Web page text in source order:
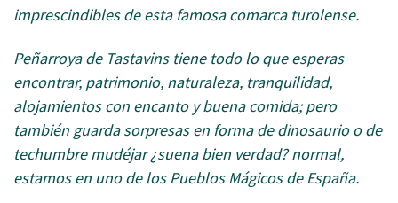
imprescindibles de esta famosa comarca turolense.
Peñarroya de Tastavins tiene todo lo que esperas
encontrar, patrimonio, naturaleza, tranquilidad,
alojamientos con encanto y buena comida; pero
también guarda sorpresas en forma de dinosaurio o de
techumbre mudéjar ¿suena bien verdad? normal,
estamos en uno de los Pueblos Mágicos de España.